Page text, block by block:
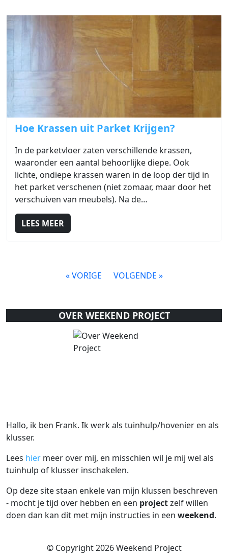
Link naar Hoe Krassen uit Parket Krijgen?
Hoe Krassen uit Parket Krijgen?
In de parketvloer zaten verschillende krassen,
waaronder een aantal behoorlijke diepe. Ook
lichte, ondiepe krassen waren in de loop der tijd in
het parket verschenen (niet zomaar, maar door het
verschuiven van meubels). Na de…
LEES MEER
« VORIGE VOLGENDE »
OVER WEEKEND PROJECT
Hallo, ik ben Frank. Ik werk als tuinhulp/hovenier en als
klusser.
Lees hier meer over mij, en misschien wil je mij wel als
tuinhulp of klusser inschakelen.
Op deze site staan enkele van mijn klussen beschreven
- mocht je tijd over hebben en een projectzelf willen
doen dan kan dit met mijn instructies in een weekend.
© Copyright 2026 Weekend Project